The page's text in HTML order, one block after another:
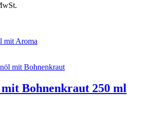
mit Aroma
Bohnenkraut 250 ml